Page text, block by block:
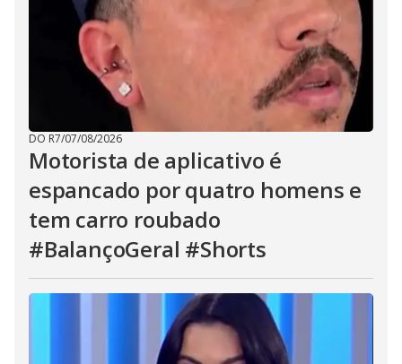
DO R7/07/08/2026
Motorista de aplicativo é
espancado por quatro homens e
tem carro roubado
#BalançoGeral #Shorts